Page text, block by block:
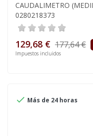
CAUDALIMETRO
0280218373
129,68 € 177,64 €
Impuestos incluidos
 Más de 24 horas